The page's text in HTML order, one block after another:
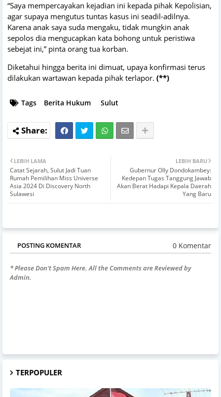
“Saya mempercayakan kejadian ini kepada pihak Kepolisian,
agar supaya mengutus tuntas kasus ini seadil-adilnya.
Karena anak saya suda mengaku, tidak mungkin anak
sepolos dia mengucapkan kata bohong untuk peristiwa
sebejat ini,” pinta orang tua korban.
Diketahui hingga berita ini dimuat, upaya konfirmasi terus
dilakukan wartawan kepada pihak terlapor. (**)
Tags Berita Hukum Sulut
LEBIH BARU
Gubernur Olly Dondokambey:
Kedepan Tugas Tanggung Jawab
Akan Berat Hadapi Kepala Daerah
Yang Baru
LEBIH LAMA
Catat Sejarah, Sulut Jadi Tuan
Rumah Pemilihan Miss Universe
Asia 2024 Di Discovery North
Sulawesi
POSTING KOMENTAR 0 Komentar
* Please Don't Spam Here. All the Comments are Reviewed by
Admin.
TERPOPULER